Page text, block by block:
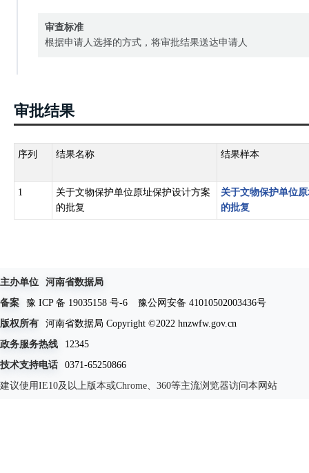
审查标准
根据申请人选择的方式，将审批结果送达申请人
审批结果
序列 结果名称 结果样本
1
关于文物保护单位原址保护设计方案
的批复
关于文物保护单位
的批复
主办单位
河南省数据局
备案
豫 ICP 备 19035158 号-6
豫公网安备 41010502003436号
版权所有
河南省数据局 Copyright ©2022 hnzwfw.gov.cn
政务服务热线
12345
技术支持电话
0371-65250866
建议使用IE10及以上版本或Chrome、360等主流浏览器访问本网站